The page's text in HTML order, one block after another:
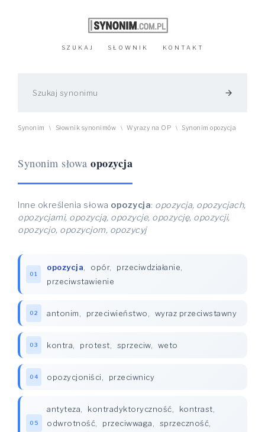
SZUKAJ SŁOWNIK KONTAKT
arrow_forward
Synonim \ Słownik synonimów \ Wyrazy na OP \ Synonim opozycja
Synonim słowa opozycja
Inne określenia słowa opozycja: opozycja, opozycjach,
opozycjami, opozycją, opozycje, opozycję, opozycji,
opozycjo, opozycjom, opozycyj
01
opozycja opór, przeciwdziałanie
przeciwstawienie
02 antonim przeciwieństwo wyraz przeciwstawny
03 kontra protest sprzeciw, weto
04 opozycjoniści przeciwnicy
05
antyteza kontradyktoryczność kontrast
odwrotność
przeciwwaga sprzeczność